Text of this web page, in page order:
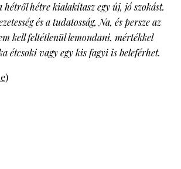
hétről hétre kialakítasz egy új, jó szokást.
és a tudatosság, Na, és persze az
kell feltétlenül lemondani, mértékkel
étcsoki vagy egy kis fagyi is beleférhet.
)